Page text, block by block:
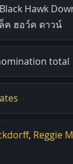
Hawk
ค ฮอว์ค ดาวน์
total
, Reggie